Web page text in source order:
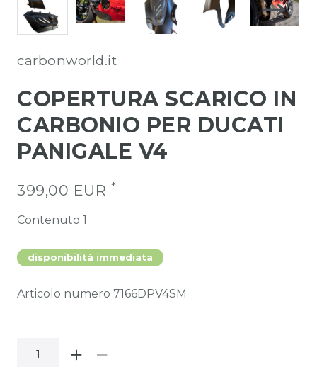
carbonworld.it
COPERTURA SCARICO IN
CARBONIO PER DUCATI
PANIGALE V4
399,00 EUR *
Contenuto 1
disponibilità immediata
Articolo numero 7166DPV4SM